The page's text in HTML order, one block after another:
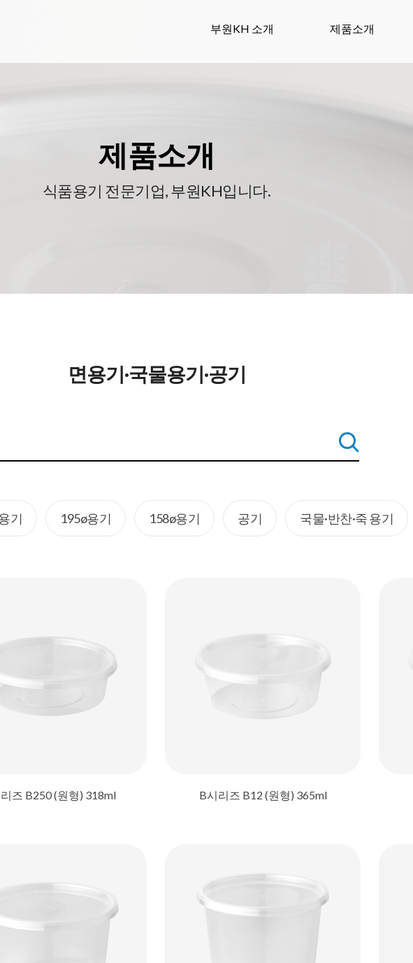
부원KH 소개 제품소개
제품소개
식품용기 전문기업, 부원KH입니다.
면용기·국물용기·공기
기 195ø용기 158ø용기 공기 국물·반찬·죽 용기
즈 B250 (원형) 318ml B시리즈 B12 (원형) 365ml